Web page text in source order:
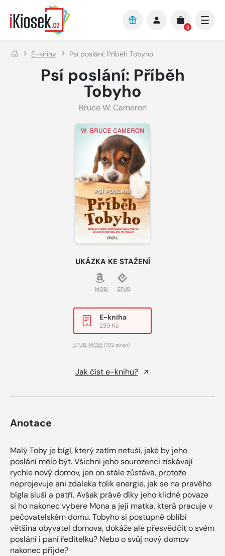
Přejít na hlavní obsah
0
E-knihy Psí poslání: Příběh Tobyho
Psí poslání: Příběh
Tobyho
Bruce W. Cameron
UKÁZKA KE STAŽENÍ
MOBI EPUB
E-kniha
239 Kč
EPUB, MOBI (192 stran)
Jak číst e-knihu?
Anotace
Malý Toby je bígl, který zatím netuší, jaké by jeho
poslání mělo být. Všichni jeho sourozenci získávají
rychle nový domov, jen on stále zůstává, protože
neprojevuje ani zdaleka tolik energie, jak se na pravého
bígla sluší a patří. Avšak právě díky jeho klidné povaze
si ho nakonec vybere Mona a její matka, která pracuje v
pečovatelském domu. Tobyho si postupně oblíbí
většina obyvatel domova, dokáže ale přesvědčit o svém
poslání i paní ředitelku? Nebo o svůj nový domov
nakonec přijde?